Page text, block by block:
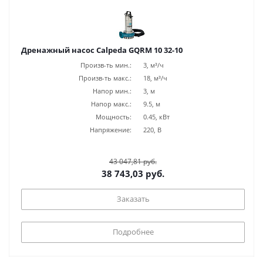
Дренажный насос Calpeda GQRM 10 32-10
Произв-ть мин.:
3, м³/ч
Произв-ть макс.:
18, м³/ч
Напор мин.:
3, м
Напор макс.:
9.5, м
Мощность:
0.45, кВт
Напряжение:
220, В
43 047,81 руб.
38 743,03 руб.
Заказать
Подробнее